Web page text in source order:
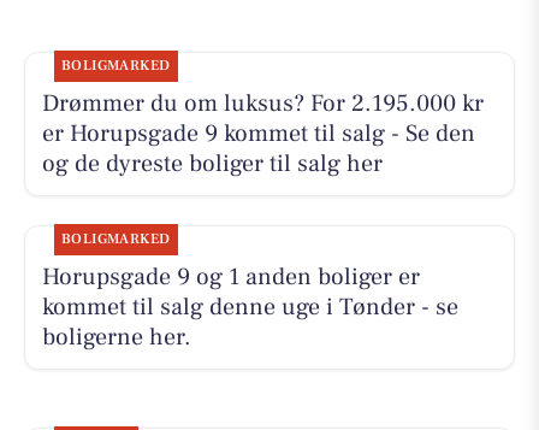
BOLIGMARKED
Drømmer du om luksus? For 2.195.000 kr
er Horupsgade 9 kommet til salg - Se den
og de dyreste boliger til salg her
BOLIGMARKED
Horupsgade 9 og 1 anden boliger er
kommet til salg denne uge i Tønder - se
boligerne her.